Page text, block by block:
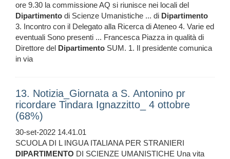
ore 9.30 la commissione AQ si riunisce nei locali del
Dipartimento di Scienze Umanistiche ... di Dipartimento
3. Incontro con il Delegato alla Ricerca di Ateneo 4. Varie ed
eventuali Sono presenti ... Francesca Piazza in qualità di
Direttore del Dipartimento SUM. 1. Il presidente comunica
in via
13. Notizia_Giornata a S. Antonino pr
ricordare Tindara Ignazzitto_ 4 ottobre
(68%)
30-set-2022 14.41.01
SCUOLA DI L INGUA ITALIANA PER STRANIERI
DIPARTIMENTO DI SCIENZE UMANISTICHE Una vita